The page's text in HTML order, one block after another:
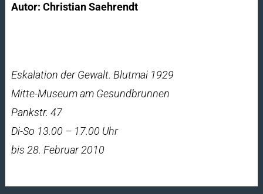
Autor: Christian Saehrendt
Eskalation der Gewalt. Blutmai 1929
Mitte-Museum am Gesundbrunnen
Pankstr. 47
Di-So 13.00 – 17.00 Uhr
bis 28. Februar 2010